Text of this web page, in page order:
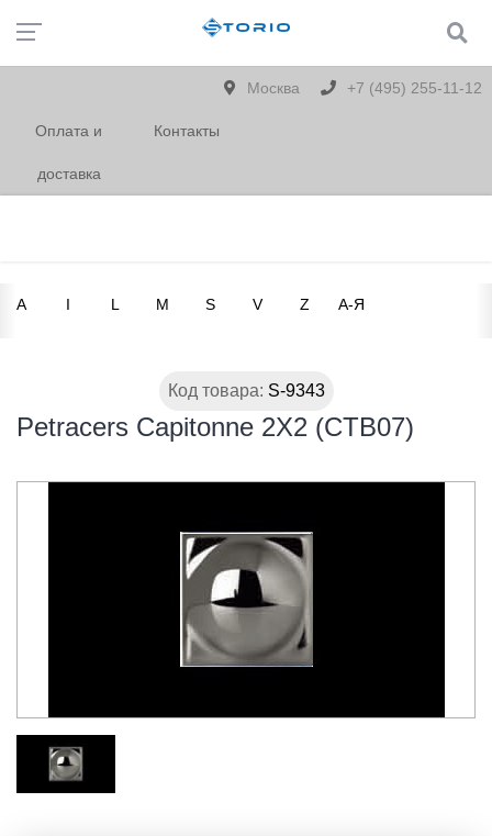
Москва +7 (495) 255-11-12
Оплата и
доставка
Контакты
A I L M S V Z А-Я
Код товара: S-9343
Petracers Capitonne 2X2 (CTB07)